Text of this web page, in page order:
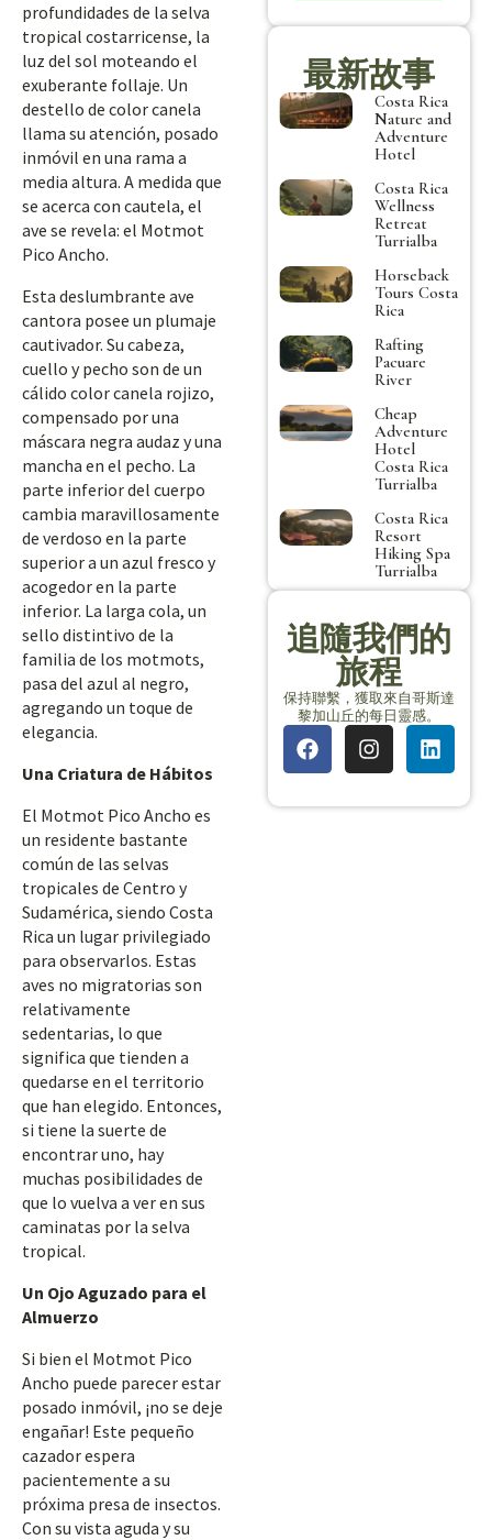
profundidades de la selva
tropical costarricense, la
luz del sol moteando el
exuberante follaje. Un
destello de color canela
llama su atención, posado
inmóvil en una rama a
media altura. A medida que
se acerca con cautela, el
ave se revela: el Motmot
Pico Ancho.
Esta deslumbrante ave
cantora posee un plumaje
cautivador. Su cabeza,
cuello y pecho son de un
cálido color canela rojizo,
compensado por una
máscara negra audaz y una
mancha en el pecho. La
parte inferior del cuerpo
cambia maravillosamente
de verdoso en la parte
superior a un azul fresco y
acogedor en la parte
inferior. La larga cola, un
sello distintivo de la
familia de los motmots,
pasa del azul al negro,
agregando un toque de
elegancia.
Una Criatura de Hábitos
El Motmot Pico Ancho es
un residente bastante
común de las selvas
tropicales de Centro y
Sudamérica, siendo Costa
Rica un lugar privilegiado
para observarlos. Estas
aves no migratorias son
relativamente
sedentarias, lo que
significa que tienden a
quedarse en el territorio
que han elegido. Entonces,
si tiene la suerte de
encontrar uno, hay
muchas posibilidades de
que lo vuelva a ver en sus
caminatas por la selva
tropical.
Un Ojo Aguzado para el
Almuerzo
Si bien el Motmot Pico
Ancho puede parecer estar
posado inmóvil, ¡no se deje
engañar! Este pequeño
cazador espera
pacientemente a su
próxima presa de insectos.
Con su vista aguda y su
最新故事
Costa Rica
Nature and
Adventure
Hotel
Costa Rica
Wellness
Retreat
Turrialba
Horseback
Tours Costa
Rica
Rafting
Pacuare
River
Cheap
Adventure
Hotel
Costa Rica
Turrialba
Costa Rica
Resort
Hiking Spa
Turrialba
追隨我們的
旅程
保持聯繫，獲取來自哥斯達
黎加山丘的每日靈感。